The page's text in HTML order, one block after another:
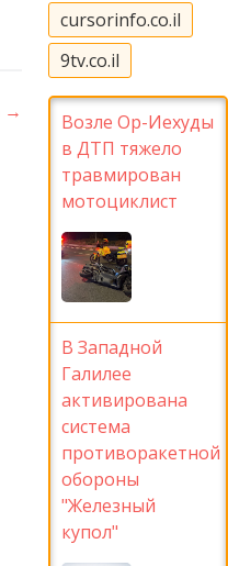
→
cursorinfo.co.il
9tv.co.il
Возле Ор-Иехуды
в ДТП тяжело
травмирован
мотоциклист
В Западной
Галилее
активирована
система
противоракетной
обороны
"Железный
купол"